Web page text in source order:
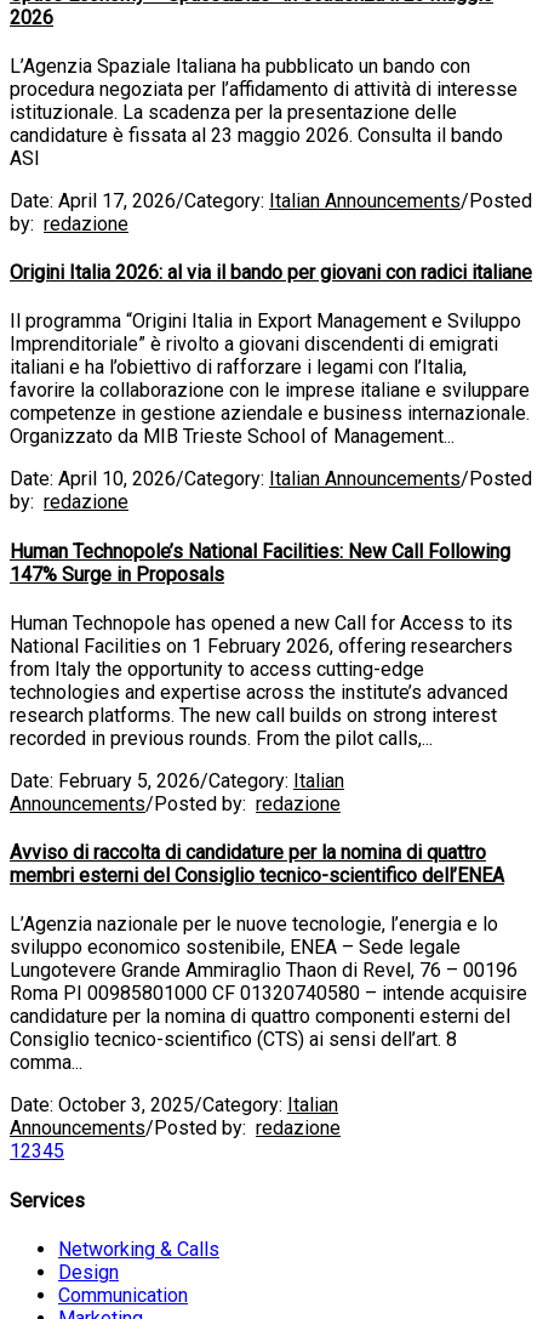
2026
L’Agenzia Spaziale Italiana ha pubblicato un bando con
procedura negoziata per l’affidamento di attività di interesse
istituzionale. La scadenza per la presentazione delle
candidature è fissata al 23 maggio 2026. Consulta il bando
ASI
Date: April 17, 2026/Category: Italian Announcements/Posted
by: redazione
Origini Italia 2026: al via il bando per giovani con radici italiane
Il programma “Origini Italia in Export Management e Sviluppo
Imprenditoriale” è rivolto a giovani discendenti di emigrati
italiani e ha l’obiettivo di rafforzare i legami con l’Italia,
favorire la collaborazione con le imprese italiane e sviluppare
competenze in gestione aziendale e business internazionale.
Organizzato da MIB Trieste School of Management...
Date: April 10, 2026/Category: Italian Announcements/ Posted
by: redazione
Human Technopole’s National Facilities: New Call Following
147% Surge in Proposals
Human Technopole has opened a new Call for Access to its
National Facilities on 1 February 2026, offering researchers
from Italy the opportunity to access cutting-edge
technologies and expertise across the institute’s advanced
research platforms. The new call builds on strong interest
recorded in previous rounds. From the pilot calls,...
Date: February 5, 2026/Category: Italian
Announcements/Posted by: redazione
Avviso di raccolta di candidature per la nomina di quattro
membri esterni del Consiglio tecnico-scientifico dell’ENEA
L’Agenzia nazionale per le nuove tecnologie, l’energia e lo
sviluppo economico sostenibile, ENEA – Sede legale
Lungotevere Grande Ammiraglio Thaon di Revel, 76 – 00196
Roma PI 00985801000 CF 01320740580 – intende acquisire
candidature per la nomina di quattro componenti esterni del
Consiglio tecnico-scientifico (CTS) ai sensi dell’art. 8
comma...
Date: October 3, 2025/Category: Italian
Announcements/ Posted by: redazione
12345
Services
Networking & Calls
Design
Communication